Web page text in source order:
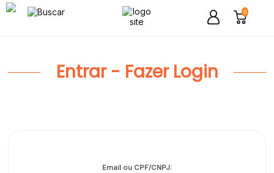
0
Entrar - Fazer Login
Email ou CPF/CNPJ: